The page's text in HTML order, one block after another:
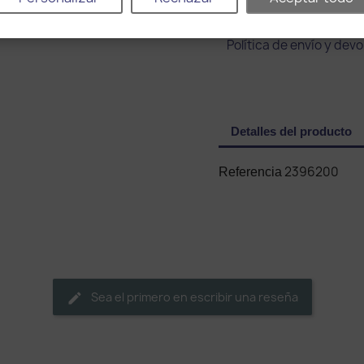
Política de envío y
Detalles del producto
Referencia 2396200
Sea el primero en escribir una reseña